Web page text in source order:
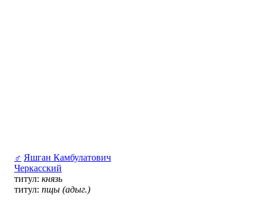
♂ Яшган Камбулатович
Черкасский
титул: князь
титул: пщы (адыг.)